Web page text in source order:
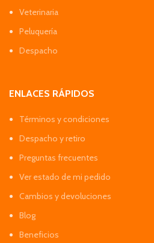
Veterinaria
Peluquería
Despacho
ENLACES RÁPIDOS
Términos y condiciones
Despacho y retiro
Preguntas frecuentes
Ver estado de mi pedido
Cambios y devoluciones
Blog
Beneficios